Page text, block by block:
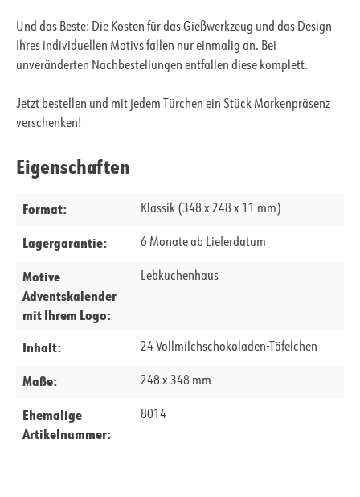
Und das Beste: Die Kosten für das Gießwerkzeug und das Design
Ihres individuellen Motivs fallen nur einmalig an. Bei
unveränderten Nachbestellungen entfallen diese komplett.
Jetzt bestellen und mit jedem Türchen ein Stück Markenpräsenz
verschenken!
Eigenschaften
Format: Klassik (348 x 248 x 11 mm)
Lagergarantie: 6 Monate ab Lieferdatum
Motive
Adventskalender
mit Ihrem Logo:
Lebkuchenhaus
Inhalt: 24 Vollmilchschokoladen-Täfelchen
Maße: 248 x 348 mm
Ehemalige
Artikelnummer:
8014